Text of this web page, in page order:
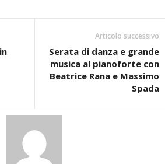
Articolo successivo
Serata di danza e grande
musica al pianoforte con
Beatrice Rana e Massimo
Spada